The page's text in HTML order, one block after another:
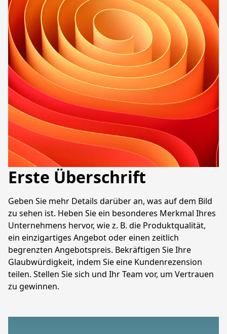
Erste Überschrift
Geben Sie mehr Details darüber an, was auf dem Bild
zu sehen ist. Heben Sie ein besonderes Merkmal Ihres
Unternehmens hervor, wie z. B. die Produktqualität,
ein einzigartiges Angebot oder einen zeitlich
begrenzten Angebotspreis. Bekräftigen Sie Ihre
Glaubwürdigkeit, indem Sie eine Kundenrezension
teilen. Stellen Sie sich und Ihr Team vor, um Vertrauen
zu gewinnen.